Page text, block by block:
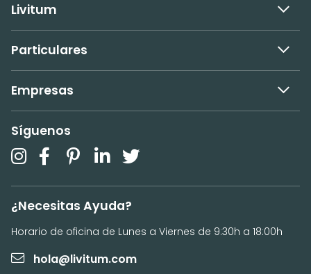
Livitum
Particulares
Empresas
Síguenos
¿Necesitas Ayuda?
Horario de oficina de Lunes a Viernes de 9:30h a 18:00h
hola@livitum.com